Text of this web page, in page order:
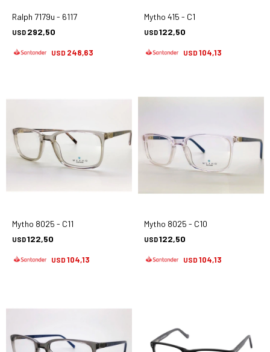
Ralph 7179u - 6117
USD 292,50
USD 248,63
Mytho 415 - C1
USD122,50
USD 104,13
Mytho 8025 - C11
USD122,50
USD 104,13
Mytho 8025 - C10
USD122,50
USD 104,13